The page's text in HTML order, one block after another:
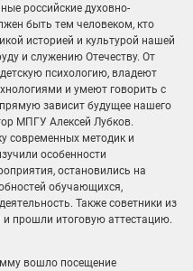
российские духовно-
быть тем человеком, кто
историей и культурой нашей
и служению Отечеству. От
психологию, владеют
и умеют говорить с
зависит будущее нашего
МПГУ Алексей Лубков.
современных методик и
особенности
остановились на
обучающихся,
Также советники из
прошли итоговую аттестацию.
вошло посещение